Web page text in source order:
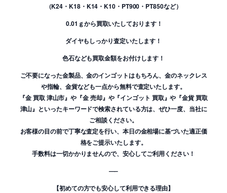
（K24・K18・K14・K10・PT900・PT850など）
0.01ｇから買取いたしております！
ダイヤもしっかり査定いたします！
色石なども買取金額をお付けします！
ご不要になった金製品、金のインゴットはもちろん、金のネックレス
や指輪、金貨なども一点から無料で査定いたします。
『金 買取 津山市』や『金 売却』や『インゴット 買取』や『金貨 買取
津山』といったキーワードで検索されている方は、ぜひ一度、当社に
ご相談ください。
お客様の目の前で丁寧な査定を行い、本日の金相場に基づいた適正価
格をご提示いたします。
手数料は一切かかりませんので、安心してご利用ください！
—–
【初めての方でも安心して利用できる理由】